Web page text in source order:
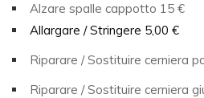
Alzare spalle cappotto 15 €
Allargare / Stringere 5,00 €
Riparare / Sostituire cerniera
Riparare / Sostituire cerniera